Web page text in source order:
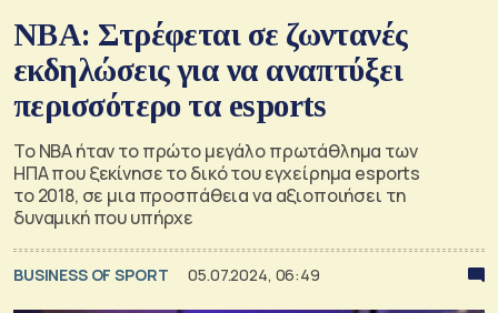
NBA: Στρέφεται σε ζωντανές
εκδηλώσεις για να αναπτύξει
περισσότερο τα esports
Το NBA ήταν το πρώτο μεγάλο πρωτάθλημα των
ΗΠΑ που ξεκίνησε το δικό του εγχείρημα esports
το 2018, σε μια προσπάθεια να αξιοποιήσει τη
δυναμική που υπήρχε
BUSINESS OF SPORT 05.07.2024, 06:49